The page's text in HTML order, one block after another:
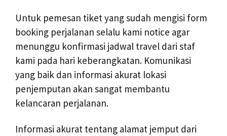
Untuk pemesan tiket yang sudah mengisi form
booking perjalanan selalu kami notice agar
menunggu konfirmasi jadwal travel dari staf
kami pada hari keberangkatan. Komunikasi
yang baik dan informasi akurat lokasi
penjemputan akan sangat membantu
kelancaran perjalanan.
Informasi akurat tentang alamat jemput dari